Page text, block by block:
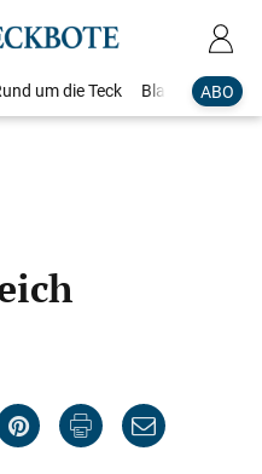
ABO
um die Teck Blaulicht